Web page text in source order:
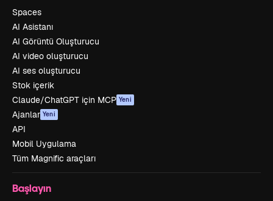
Spaces
AI Asistanı
AI Görüntü Oluşturucu
AI video oluşturucu
AI ses oluşturucu
Stok içerik
Claude/ChatGPT için MCP Yeni
Ajanlar Yeni
API
Mobil Uygulama
Tüm Magnific araçları
Başlayın